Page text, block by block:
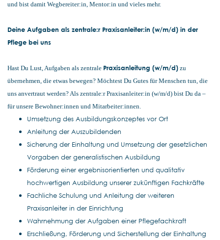
und bist damit Wegbereiter:in, Mentor:in und vieles mehr.
Deine Aufgaben als zentrale:r Praxisanleiter:in (w/m/d) in der
Pflege bei uns
Hast Du Lust, Aufgaben als zentrale Praxisanleitung (w/m/d) zu
übernehmen, die etwas bewegen? Möchtest Du Gutes für Menschen tun, die
uns anvertraut werden? Als zentrale:r Praxisanleiter:in (w/m/d) bist Du da –
für unsere Bewohner:innen und Mitarbeiter:innen.
Umsetzung des Ausbildungskonzeptes vor Ort
Anleitung der Auszubildenden
Sicherung der Einhaltung und Umsetzung der gesetzlichen
Vorgaben der generalistischen Ausbildung
Förderung einer ergebnisorientierten und qualitativ
hochwertigen Ausbildung unserer zukünftigen Fachkräfte
Fachliche Schulung und Anleitung der weiteren
Praxisanleiter in der Einrichtung
Wahrnehmung der Aufgaben einer Pflegefachkraft
Erschließung, Förderung und Sicherstellung der Einhaltung